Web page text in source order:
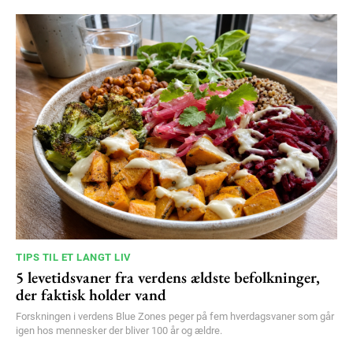
100DKK / year
Etiam est nibh, lobortis sit
Praesent euismod ac
Ut mollis pellentesque tortor
Nullam eu erat condimentum
Donec quis est ac felis
Orci varius natoque dolor
YEARLY PRICING MONTHLY PRICING
TIPS TIL ET LANGT LIV
5 levetidsvaner fra verdens ældste befolkninger,
der faktisk holder vand
Forskningen i verdens Blue Zones peger på fem hverdagsvaner som går
igen hos mennesker der bliver 100 år og ældre.